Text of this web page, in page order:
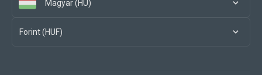
Magyar (HU)
Forint (HUF)